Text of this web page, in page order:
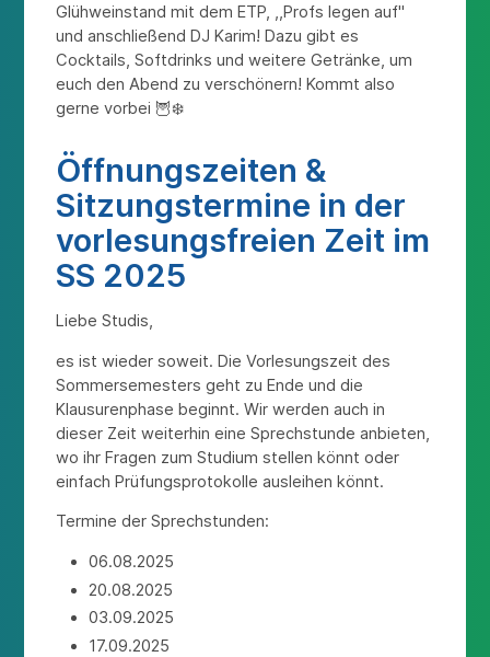
Glühweinstand mit dem ETP, ,,Profs legen auf"
und anschließend DJ Karim! Dazu gibt es
Cocktails, Softdrinks und weitere Getränke, um
euch den Abend zu verschönern! Kommt also
gerne vorbei 🦉❄️
Öffnungszeiten &
Sitzungstermine in der
vorlesungsfreien Zeit im
SS 2025
Liebe Studis,
es ist wieder soweit. Die Vorlesungszeit des
Sommersemesters geht zu Ende und die
Klausurenphase beginnt. Wir werden auch in
dieser Zeit weiterhin eine Sprechstunde anbieten,
wo ihr Fragen zum Studium stellen könnt oder
einfach Prüfungsprotokolle ausleihen könnt.
Termine der Sprechstunden:
06.08.2025
20.08.2025
03.09.2025
17.09.2025